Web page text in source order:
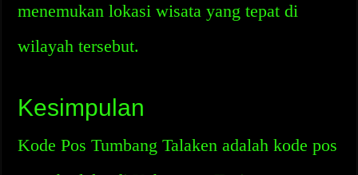
menemukan lokasi wisata yang tepat di
wilayah tersebut.
Kesimpulan
Kode Pos Tumbang Talaken adalah kode pos